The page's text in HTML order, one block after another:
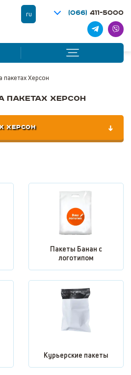
ru (066) 411-5000
пакетах Херсон
пакетах Херсон
ХЕРСОН
Пакеты Банан с
логотипом
Курьерские пакеты